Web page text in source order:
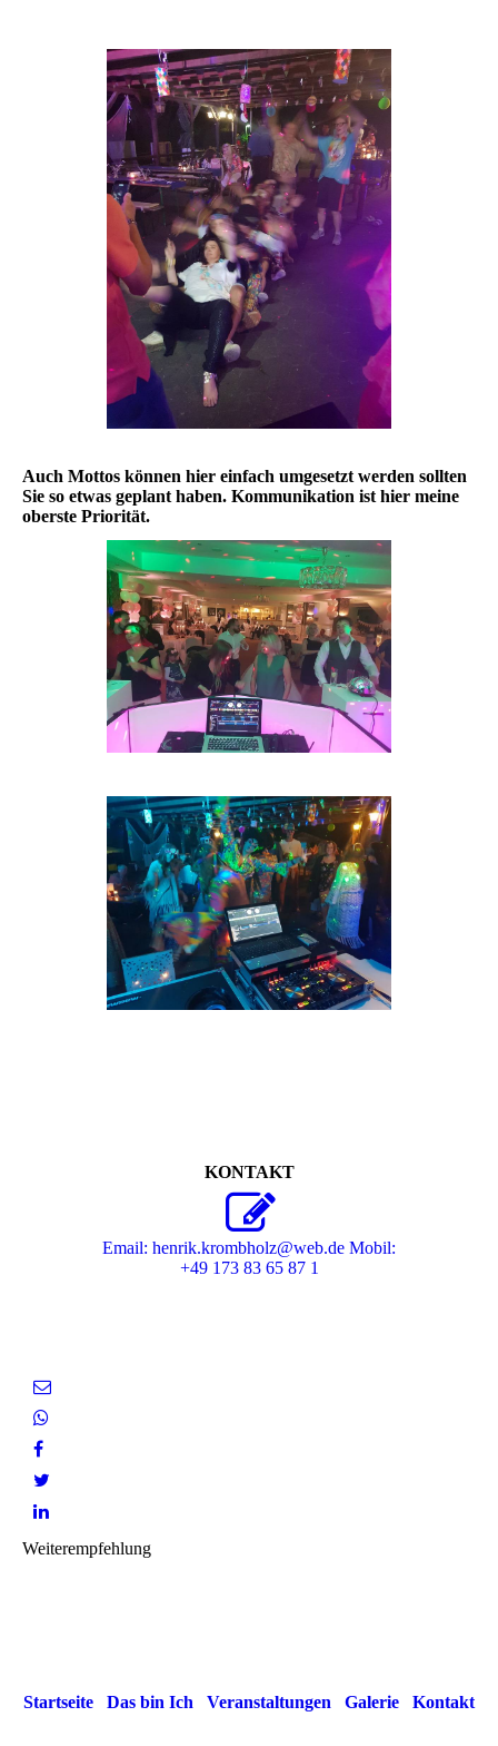
Auch Mottos können hier einfach umgesetzt werden sollten
Sie so etwas geplant haben. Kommunikation ist hier meine
oberste Priorität.
KONTAKT
Email: henrik.krombholz@web.de Mobil:
+49 173 83 65 87 1
Weiterempfehlung
Startseite Das bin Ich Veranstaltungen Galerie Kontakt